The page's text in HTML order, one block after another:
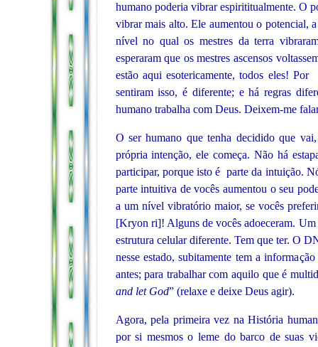
humano poderia vibrar espirititualmente. O
vibrar mais alto. Ele aumentou o potencial,
nível no qual os mestres da terra
esperaram que os mestres ascensos
estão aqui esotericamente, todos eles!
sentiram isso, é diferente; e há regras
humano trabalha com Deus. Deixem-me
O ser humano que tenha decidido que
própria intenção, ele começa. Não há
participar, porque isto é parte da intuição.
parte intuitiva de vocês aumentou o seu
a um nível vibratório maior, se vocês
[Kryon ri]! Alguns de vocês adoeceram.
estrutura celular diferente. Tem que ter. O
nesse estado, subitamente tem a
antes; para trabalhar com aquilo que é
and let God” (relaxe e deixe Deus agir).
Agora, pela primeira vez na História
por si mesmos o leme do barco de suas